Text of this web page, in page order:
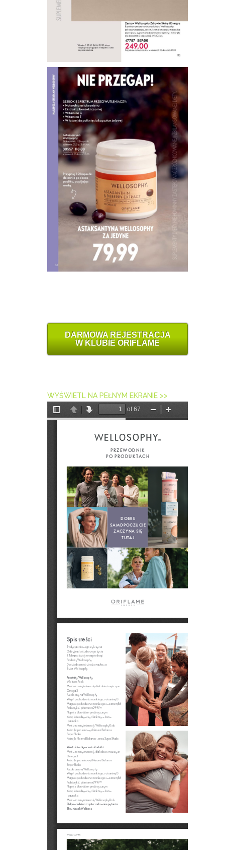
DARMOWA REJESTRACJA
W KLUBIE ORIFLAME
WYŚWIETL NA PEŁNYM EKRANIE >>